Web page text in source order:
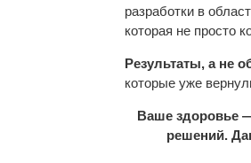
разработки в
которая не просто
Результаты, а не
которые уже
Ваше здоровье
решений.